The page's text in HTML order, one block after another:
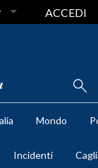
ACCEDI
Mondo
Incidenti